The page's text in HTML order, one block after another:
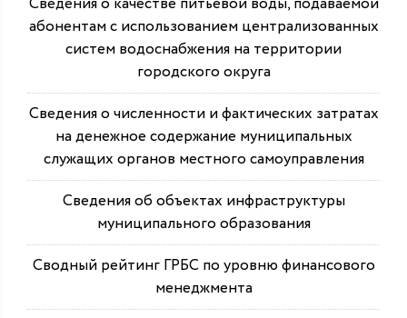
абонентам с использованием централизованных
систем водоснабжения на территории
городского округа
Сведения о численности и фактических затратах
на денежное содержание муниципальных
служащих органов местного самоуправления
Сведения об объектах инфраструктуры
муниципального образования
Сводный рейтинг ГРБС по уровню финансового
менеджмента